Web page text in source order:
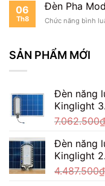
06
Th8
Đèn Pha
Chức năng bình
SẢN PHẨM MỚI
Đèn năng
Kinglight
7.062.500₫
Đèn năng
Kinglight
4.487.500₫